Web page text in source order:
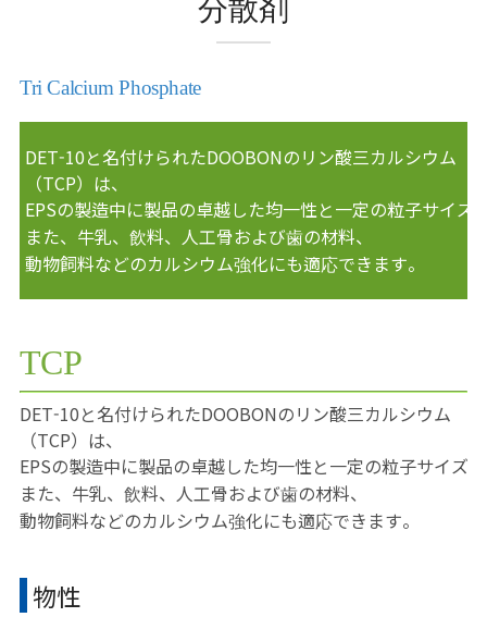
分散剤
Tri Calcium Phosphate
DET-10と名付けられたDOOBONのリン酸三カルシウム
（TCP）は、
EPSの製造中に製品の卓越した均一性と一定の粒子サイ
また、牛乳、飲料、人工骨および歯の材料、
動物飼料などのカルシウム強化にも適応できます。
TCP
DET-10と名付けられたDOOBONのリン酸三カルシウム
（TCP）は、
EPSの製造中に製品の卓越した均一性と一定の粒子サイズ
また、牛乳、飲料、人工骨および歯の材料、
動物飼料などのカルシウム強化にも適応できます。
物性